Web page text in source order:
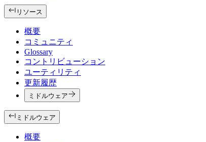
リソース
概要
コミュニティ
Glossary
コントリビューション
ユーティリティ
更新履歴
ミドルウェア
ミドルウェア
概要